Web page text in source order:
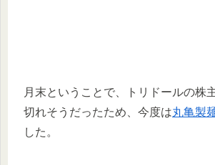
月末ということで、トリドールの株
切れそうだったため、今度は丸亀製
した。